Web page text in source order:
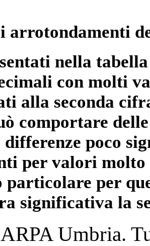
arrotondamenti
nella
con molti
alla seconda
comportare
differenze poco
per valori
particolare per
significativa la
Umbria.